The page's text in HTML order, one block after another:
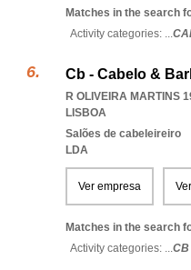
Matches in the search
Activity categories: ...
Cb - Cabelo &
R OLIVEIRA MARTINS
LISBOA
Salões de cabeleireiro
LDA
Ver empresa
Matches in the search
Activity categories: ...CB